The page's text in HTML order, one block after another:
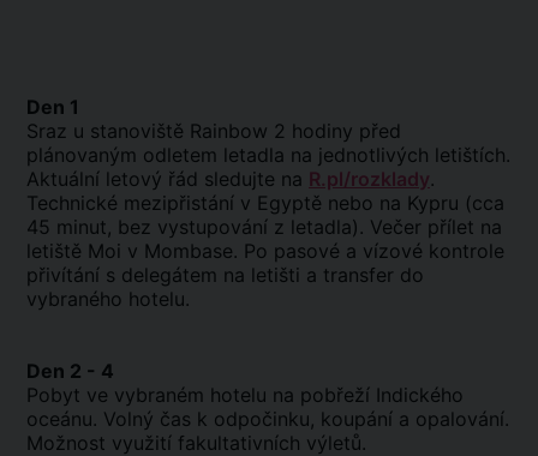
Den 1
Sraz u stanoviště Rainbow 2 hodiny před
plánovaným odletem letadla na jednotlivých letištích.
Aktuální letový řád sledujte na R.pl/rozklady.
Technické mezipřistání v Egyptě nebo na Kypru (cca
45 minut, bez vystupování z letadla). Večer přílet na
letiště Moi v Mombase. Po pasové a vízové kontrole
přivítání s delegátem na letišti a transfer do
vybraného hotelu.
Den 2 - 4
Pobyt ve vybraném hotelu na pobřeží Indického
oceánu. Volný čas k odpočinku, koupání a opalování.
Možnost využití fakultativních výletů.